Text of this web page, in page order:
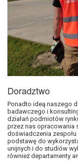
Doradztwo
Ponadto ideą naszego
badawczego i
działań podmiotów
przez nas opracowania
doświadczenia
podstawę do
unijnych i do studiów
również departamenty